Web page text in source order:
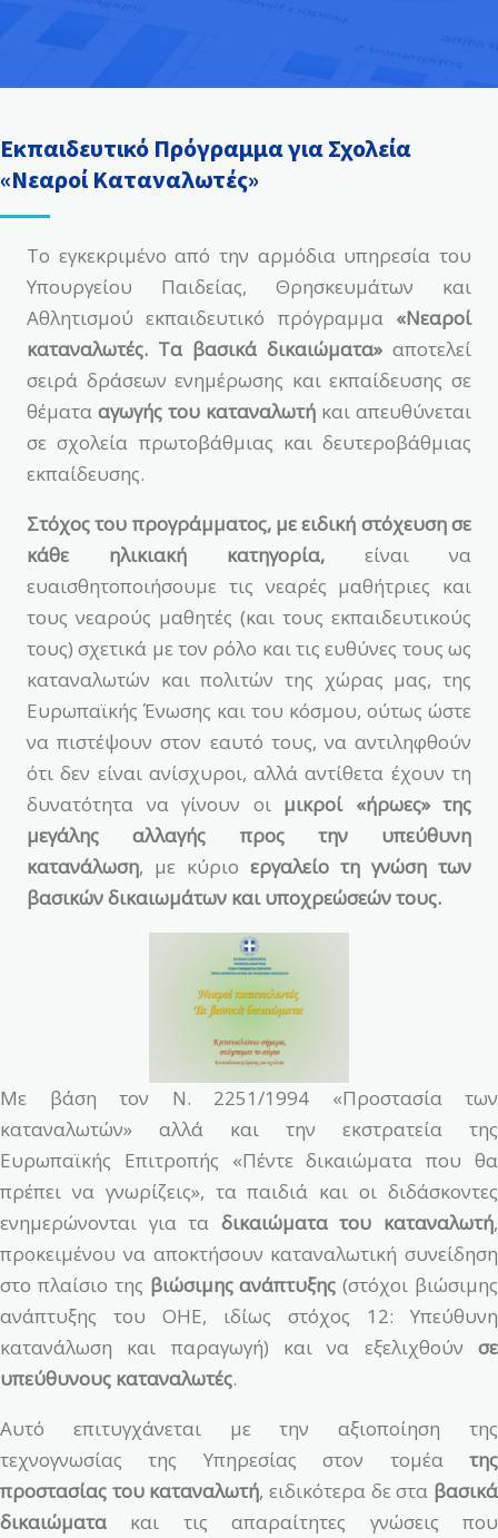
Εκπαιδευτικό Πρόγραμμα για Σχολεία
«Νεαροί Καταναλωτές»
Το εγκεκριμένο από την αρμόδια υπηρεσία του
Υπουργείου Παιδείας, Θρησκευμάτων και
Αθλητισμού εκπαιδευτικό πρόγραμμα «Νεαροί
καταναλωτές. Τα βασικά δικαιώματα» αποτελεί
σειρά δράσεων ενημέρωσης και εκπαίδευσης σε
θέματα αγωγής του καταναλωτή και απευθύνεται
σε σχολεία πρωτοβάθμιας και δευτεροβάθμιας
εκπαίδευσης.
Στόχος του προγράμματος, με ειδική στόχευση σε
κάθε ηλικιακή κατηγορία, είναι να
ευαισθητοποιήσουμε τις νεαρές μαθήτριες και
τους νεαρούς μαθητές (και τους εκπαιδευτικούς
τους) σχετικά με τον ρόλο και τις ευθύνες τους ως
καταναλωτών και πολιτών της χώρας μας, της
Ευρωπαϊκής Ένωσης και του κόσμου, ούτως ώστε
να πιστέψουν στον εαυτό τους, να αντιληφθούν
ότι δεν είναι ανίσχυροι, αλλά αντίθετα έχουν τη
δυνατότητα να γίνουν οι μικροί «ήρωες» της
μεγάλης αλλαγής προς την υπεύθυνη
κατανάλωση, με κύριο εργαλείο τη γνώση των
βασικών δικαιωμάτων και υποχρεώσεών τους.
Με βάση τον Ν. 2251/1994 «Προστασία των
καταναλωτών» αλλά και την εκστρατεία της
Ευρωπαϊκής Επιτροπής «Πέντε δικαιώματα που θα
πρέπει να γνωρίζεις», τα παιδιά και οι διδάσκοντες
ενημερώνονται για τα δικαιώματα του καταναλωτή,
προκειμένου να αποκτήσουν καταναλωτική συνείδηση
στο πλαίσιο της βιώσιμης ανάπτυξης(στόχοι βιώσιμης
ανάπτυξης του ΟΗΕ, ιδίως στόχος 12: Υπεύθυνη
κατανάλωση και παραγωγή) και να εξελιχθούν σε
υπεύθυνους καταναλωτές.
Αυτό επιτυγχάνεται με την αξιοποίηση της
τεχνογνωσίας της Υπηρεσίας στον τομέα της
προστασίας του καταναλωτή, ειδικότερα δε στα βασικά
δικαιώματα και τις απαραίτητες γνώσεις που